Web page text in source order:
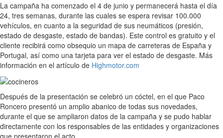
La campaña ha comenzado el 4 de junio y permanecerá hasta el día
24, tres semanas, durante las cuales se espera revisar 100.000
vehículos, en cuanto a la seguridad de sus neumáticos (presión,
estado de desgaste, estado de bandas). Este control es gratuito y el
cliente recibirá como obsequio un mapa de carreteras de España y
Portugal, así como una tarjeta para ver el estado de desgaste. Más
información en el artículo de Highmotor.com
Después de la presentación se celebró un cóctel, en el que Paco
Roncero presentó un amplio abanico de todas sus novedades,
durante el que se ampliaron datos de la campaña y se pudo hablar
directamente con los responsables de las entidades y organizaciones
que presentaron el acto.